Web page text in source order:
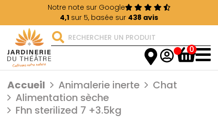
Notre note sur Google
4,1 sur 5, basée sur 438 avis
0
Accueil Animalerie inerte
Chat
Alimentation sèche
Fhn sterilized 7 +3.5kg